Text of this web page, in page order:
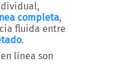
completa,
fluida entre
.
línea son